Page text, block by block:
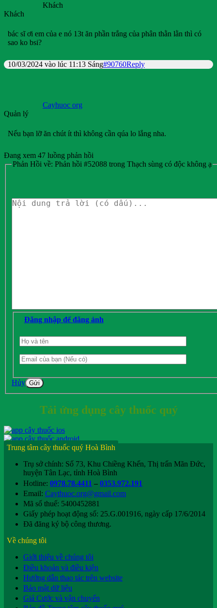
Khách
Khách
bác sĩ ơi em của e nó 13t ăn phần trắng của phân thằn lằn thì có
sao ko bsi?
10/03/2024 vào lúc 11:13 Sáng#90760Reply
Cayhuoc org
Quản lý
Nếu bạn lỡ ăn chút ít thì không cần qúa lo lắng nha.
Đang xem 47 luồng phản hồi
Phản Hồi về: Phản hồi #52088 trong Thạch sùng có độc không ạ
Đăng nhập để đăng ảnh
Hủy Gửi
Tải ứng dụng cây thuốc quý
Trung tâm cây thuốc quý Hoà Bình
Trụ sở chính: Số 73, Khu Chiềng Khến, Thị trấn Mãn Đức,
huyện Tân Lạc, tỉnh Hoà Bình
Hotline: 0978.78.4411 – 0353.972.191
Email: Caythuoc.org@gmail.com
Mã số thuế: 5400452881
Giấy phép hoạt động số: 25.G.001916, ngày cấp 17/6/2014
Đã đăng ký bộ công thương.
Về chúng tôi
Giới thiệu về chúng tôi
Điều khoản và điều kiện
Hướng dẫn thao tác trên website
Bảo mật dữ liệu
Giá Cước và vận chuyển